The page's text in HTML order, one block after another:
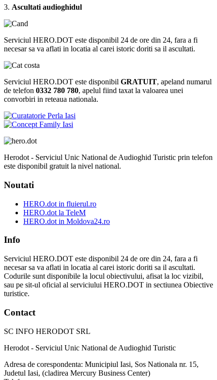
3. Ascultati audioghidul
Serviciul HERO.DOT este disponibil 24 de ore din 24, fara a fi
necesar sa va aflati in locatia al carei istoric doriti sa il ascultati.
Serviciul HERO.DOT este disponibil GRATUIT, apeland numarul
de telefon 0332 780 780, apelul fiind taxat la valoarea unei
convorbiri in reteaua nationala.
Herodot - Serviciul Unic National de Audioghid Turistic prin telefon
este disponibil gratuit la nivel national.
Noutati
HERO.dot in fluierul.ro
HERO.dot la TeleM
HERO.dot in Moldova24.ro
Info
Serviciul HERO.DOT este disponibil 24 de ore din 24, fara a fi
necesar sa va aflati in locatia al carei istoric doriti sa il ascultati.
Codurile sunt disponibile la locul obiectivului, afisat la loc vizibil,
sau pe sit-ul oficial al serviciului HERO.DOT in sectiunea Obiective
turistice.
Contact
SC INFO HERODOT SRL
Herodot - Serviciul Unic National de Audioghid Turistic
Adresa de corespondenta: Municipiul Iasi, Sos Nationala nr. 15,
Judetul Iasi, (cladirea Mercury Business Center)